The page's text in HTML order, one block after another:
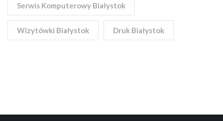
Serwis Komputerowy Białystok
Wizytówki Białystok Druk Białystok